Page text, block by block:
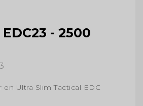
EDC23 - 2500
en Ultra Slim Tactical EDC